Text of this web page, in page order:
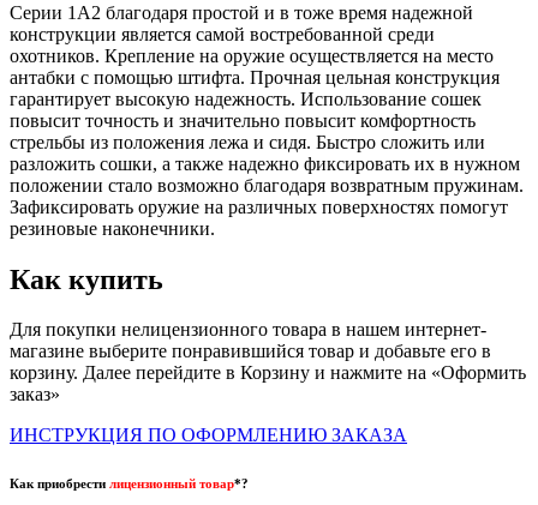
Серии 1А2 благодаря простой и в тоже время надежной
конструкции является самой востребованной среди
охотников. Крепление на оружие осуществляется на место
антабки с помощью штифта. Прочная цельная конструкция
гарантирует высокую надежность. Использование сошек
повысит точность и значительно повысит комфортность
стрельбы из положения лежа и сидя. Быстро сложить или
разложить сошки, а также надежно фиксировать их в нужном
положении стало возможно благодаря возвратным пружинам.
Зафиксировать оружие на различных поверхностях помогут
резиновые наконечники.
Как купить
Для покупки нелицензионного товара в нашем интернет-
магазине выберите понравившийся товар и добавьте его в
корзину. Далее перейдите в Корзину и нажмите на «Оформить
заказ»
ИНСТРУКЦИЯ ПО ОФОРМЛЕНИЮ ЗАКАЗА
Как приобрести лицензионный товар*?